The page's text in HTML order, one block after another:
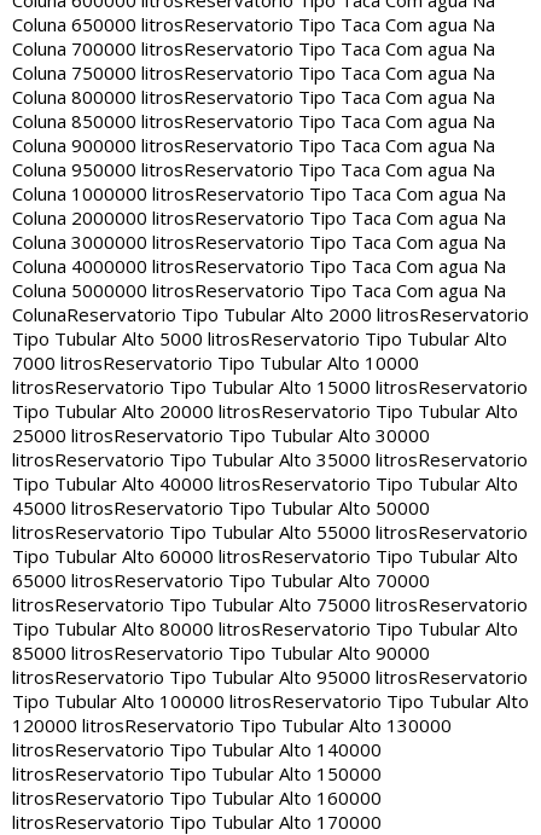
Coluna 650000 litrosReservatorio Tipo Taca Com agua Na
Coluna 700000 litrosReservatorio Tipo Taca Com agua Na
Coluna 750000 litrosReservatorio Tipo Taca Com agua Na
Coluna 800000 litrosReservatorio Tipo Taca Com agua Na
Coluna 850000 litrosReservatorio Tipo Taca Com agua Na
Coluna 900000 litrosReservatorio Tipo Taca Com agua Na
Coluna 950000 litrosReservatorio Tipo Taca Com agua Na
Coluna 1000000 litrosReservatorio Tipo Taca Com agua Na
Coluna 2000000 litrosReservatorio Tipo Taca Com agua Na
Coluna 3000000 litrosReservatorio Tipo Taca Com agua Na
Coluna 4000000 litrosReservatorio Tipo Taca Com agua Na
Coluna 5000000 litrosReservatorio Tipo Taca Com agua Na
ColunaReservatorio Tipo Tubular Alto 2000 litrosReservatorio
Tipo Tubular Alto 5000 litrosReservatorio Tipo Tubular Alto
7000 litrosReservatorio Tipo Tubular Alto 10000
litrosReservatorio Tipo Tubular Alto 15000 litrosReservatorio
Tipo Tubular Alto 20000 litrosReservatorio Tipo Tubular Alto
25000 litrosReservatorio Tipo Tubular Alto 30000
litrosReservatorio Tipo Tubular Alto 35000 litrosReservatorio
Tipo Tubular Alto 40000 litrosReservatorio Tipo Tubular Alto
45000 litrosReservatorio Tipo Tubular Alto 50000
litrosReservatorio Tipo Tubular Alto 55000 litrosReservatorio
Tipo Tubular Alto 60000 litrosReservatorio Tipo Tubular Alto
65000 litrosReservatorio Tipo Tubular Alto 70000
litrosReservatorio Tipo Tubular Alto 75000 litrosReservatorio
Tipo Tubular Alto 80000 litrosReservatorio Tipo Tubular Alto
85000 litrosReservatorio Tipo Tubular Alto 90000
litrosReservatorio Tipo Tubular Alto 95000 litrosReservatorio
Tipo Tubular Alto 100000 litrosReservatorio Tipo Tubular Alto
120000 litrosReservatorio Tipo Tubular Alto 130000
litrosReservatorio Tipo Tubular Alto 140000
litrosReservatorio Tipo Tubular Alto 150000
litrosReservatorio Tipo Tubular Alto 160000
litrosReservatorio Tipo Tubular Alto 170000